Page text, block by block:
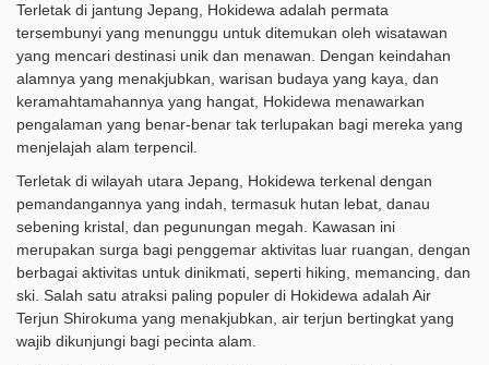
Terletak di jantung Jepang, Hokidewa adalah permata
tersembunyi yang menunggu untuk ditemukan oleh wisatawan
yang mencari destinasi unik dan menawan. Dengan keindahan
alamnya yang menakjubkan, warisan budaya yang kaya, dan
keramahtamahannya yang hangat, Hokidewa menawarkan
pengalaman yang benar-benar tak terlupakan bagi mereka yang
menjelajah alam terpencil.
Terletak di wilayah utara Jepang, Hokidewa terkenal dengan
pemandangannya yang indah, termasuk hutan lebat, danau
sebening kristal, dan pegunungan megah. Kawasan ini
merupakan surga bagi penggemar aktivitas luar ruangan, dengan
berbagai aktivitas untuk dinikmati, seperti hiking, memancing, dan
ski. Salah satu atraksi paling populer di Hokidewa adalah Air
Terjun Shirokuma yang menakjubkan, air terjun bertingkat yang
wajib dikunjungi bagi pecinta alam.